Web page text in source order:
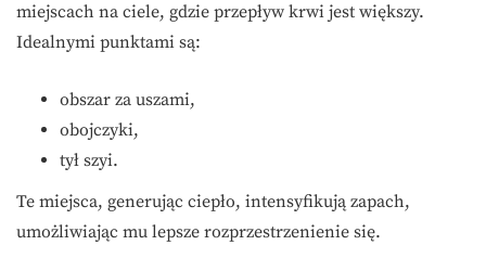
miejscach na ciele, gdzie przepływ krwi jest większy.
Idealnymi punktami są:
obszar za uszami,
obojczyki,
tył szyi.
Te miejsca, generując ciepło, intensyfikują zapach,
umożliwiając mu lepsze rozprzestrzenienie się.